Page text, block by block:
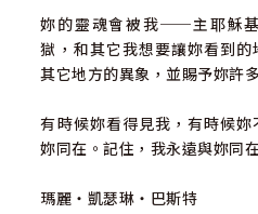
妳的靈魂會被我──主耶穌
獄，和其它我想要讓妳看到
其它地方的異象，並賜予妳許
有時候妳看得見我，有時候
妳同在。記住，我永遠與妳同
瑪麗‧凱瑟琳‧巴斯特